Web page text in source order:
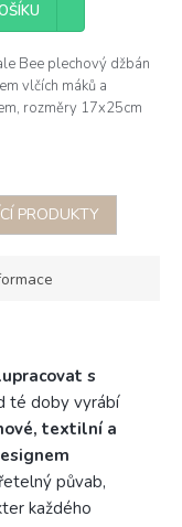
Bee plechový džbán
vlčích máků a
rozměry 17x25cm
PRODUKTY
s
té doby vyrábí
textilní a
půvab,
každého